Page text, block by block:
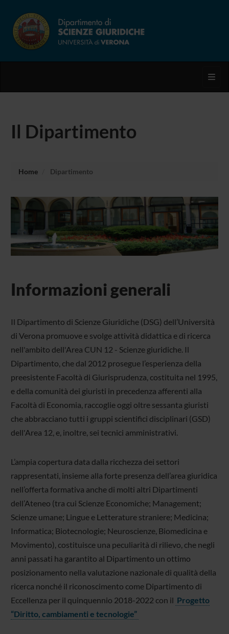
Il Dipartimento
Home Dipartimento
Informazioni generali
Il Dipartimento di Scienze Giuridiche (DSG) dell’Università
di Verona promuove e svolge attività didattica e di ricerca
nell'ambito dell'Area CUN 12 - Scienze giuridiche. Il
Dipartimento, che dal 2012 prosegue l’esperienza della
preesistente Facoltà di Giurisprudenza, costituita nel 1995,
e della comunità dei giuristi in precedenza afferenti alla
Facoltà di Economia, raccoglie oggi oltre sessanta giuristi
che abbracciano tutti i gruppi scientifici disciplinari (GSD)
dell'Area 12, e, inoltre, sei tecnici amministrativi.
L’ampia copertura data dalla ricchezza dei settori
rappresentati, insieme alla forte presenza dell’area giuridica
nell’offerta formativa anche di molti altri Dipartimenti
dell’Ateneo (tra cui Scienze Economiche; Management;
Scienze umane; Lingue e Letterature straniere; Medicina;
Informatica; Biotecnologie; Neuroscienze, Biomedicina e
Movimento), costituisce una peculiarità di rilievo, che negli
anni passati ha garantito al Dipartimento un ottimo
posizionamento nella valutazione nazionale di qualità della
ricerca nonché il riconoscimento come Dipartimento di
Eccellenza per il quinquennio 2018-2022 con il Progetto
“Diritto, cambiamenti e tecnologie”